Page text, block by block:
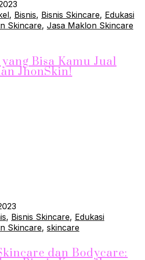
, Bisnis, Bisnis Skincare, Edukasi
Skincare, Jasa Maklon Skincare
Bisa Kamu Jual
JhonSkin!
, Bisnis Skincare, Edukasi
Skincare, skincare
dan Bodycare: